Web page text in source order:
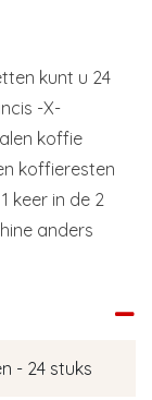
kunt u 24
-X-
koffie
koffieresten
keer in de 2
anders
- 24 stuks